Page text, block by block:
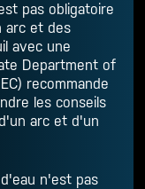
pas obligatoire
arc et des
avec une
Department of
recommande
les conseils
arc et d'un
n'est pas